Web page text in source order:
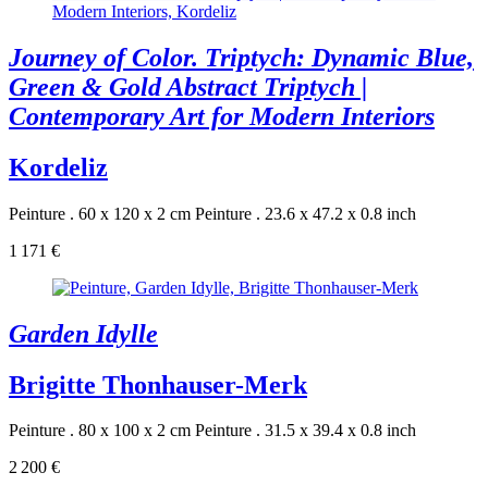
Journey of Color. Triptych: Dynamic Blue,
Green & Gold Abstract Triptych |
Contemporary Art for Modern Interiors
Kordeliz
Peinture . 60 x 120 x 2 cm Peinture . 23.6 x 47.2 x 0.8 inch
1 171 €
Garden Idylle
Brigitte Thonhauser-Merk
Peinture . 80 x 100 x 2 cm Peinture . 31.5 x 39.4 x 0.8 inch
2 200 €